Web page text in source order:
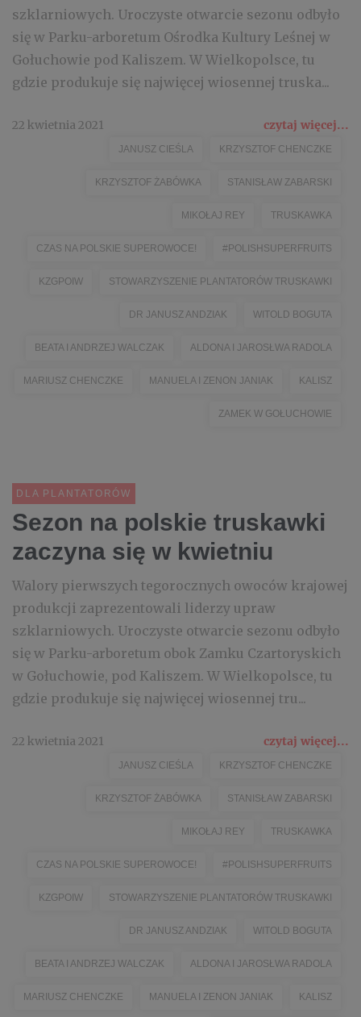
szklarniowych. Uroczyste otwarcie sezonu odbyło
się w Parku-arboretum Ośrodka Kultury Leśnej w
Gołuchowie pod Kaliszem. W Wielkopolsce, tu
gdzie produkuje się najwięcej wiosennej truska...
22 kwietnia 2021 czytaj więcej...
JANUSZ CIEŚLA KRZYSZTOF CHENCZKE
KRZYSZTOF ŻABÓWKA STANISŁAW ZABARSKI
MIKOŁAJ REY TRUSKAWKA
CZAS NA POLSKIE SUPEROWOCE! #POLISHSUPERFRUITS
KZGPOIW STOWARZYSZENIE PLANTATORÓW TRUSKAWKI
DR JANUSZ ANDZIAK WITOLD BOGUTA
BEATA I ANDRZEJ WALCZAK ALDONA I JAROSŁWA RADOLA
MARIUSZ CHENCZKE MANUELA I ZENON JANIAK KALISZ
ZAMEK W GOŁUCHOWIE
DLA PLANTATORÓW
Sezon na polskie truskawki
zaczyna się w kwietniu
Walory pierwszych tegorocznych owoców krajowej
produkcji zaprezentowali liderzy upraw
szklarniowych. Uroczyste otwarcie sezonu odbyło
się w Parku-arboretum obok Zamku Czartoryskich
w Gołuchowie, pod Kaliszem. W Wielkopolsce, tu
gdzie produkuje się najwięcej wiosennej tru...
22 kwietnia 2021 czytaj więcej...
JANUSZ CIEŚLA KRZYSZTOF CHENCZKE
KRZYSZTOF ŻABÓWKA STANISŁAW ZABARSKI
MIKOŁAJ REY TRUSKAWKA
CZAS NA POLSKIE SUPEROWOCE! #POLISHSUPERFRUITS
KZGPOIW STOWARZYSZENIE PLANTATORÓW TRUSKAWKI
DR JANUSZ ANDZIAK WITOLD BOGUTA
BEATA I ANDRZEJ WALCZAK ALDONA I JAROSŁWA RADOLA
MARIUSZ CHENCZKE MANUELA I ZENON JANIAK KALISZ